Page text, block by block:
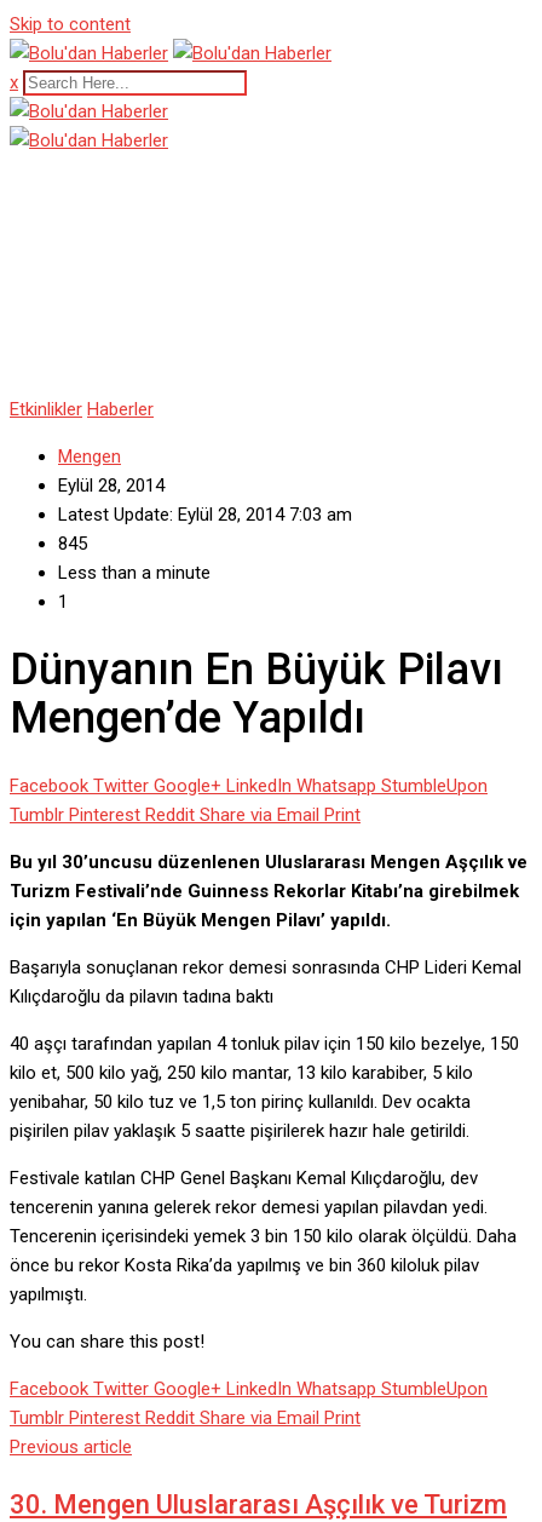
Skip to content
x
Etkinlikler Haberler
Mengen
Eylül 28, 2014
Latest Update: Eylül 28, 2014 7:03 am
845
Less than a minute
1
Dünyanın En Büyük Pilavı
Mengen’de Yapıldı
Facebook Twitter Google+ LinkedIn Whatsapp StumbleUpon
Tumblr Pinterest Reddit Share via Email Print
Bu yıl 30’uncusu düzenlenen Uluslararası Mengen Aşçılık ve
Turizm Festivali’nde Guinness Rekorlar Kitabı’na girebilmek
için yapılan ‘En Büyük Mengen Pilavı’ yapıldı.
Başarıyla sonuçlanan rekor demesi sonrasında CHP Lideri Kemal
Kılıçdaroğlu da pilavın tadına baktı
40 aşçı tarafından yapılan 4 tonluk pilav için 150 kilo bezelye, 150
kilo et, 500 kilo yağ, 250 kilo mantar, 13 kilo karabiber, 5 kilo
yenibahar, 50 kilo tuz ve 1,5 ton pirinç kullanıldı. Dev ocakta
pişirilen pilav yaklaşık 5 saatte pişirilerek hazır hale getirildi.
Festivale katılan CHP Genel Başkanı Kemal Kılıçdaroğlu, dev
tencerenin yanına gelerek rekor demesi yapılan pilavdan yedi.
Tencerenin içerisindeki yemek 3 bin 150 kilo olarak ölçüldü. Daha
önce bu rekor Kosta Rika’da yapılmış ve bin 360 kiloluk pilav
yapılmıştı.
You can share this post!
Facebook Twitter Google+ LinkedIn Whatsapp StumbleUpon
Tumblr Pinterest Reddit Share via Email Print
Previous article
30. Mengen Uluslararası Aşçılık ve Turizm